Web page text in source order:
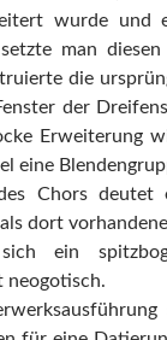
wurde und
man
die
der
Erweiterung
eine
Chors deutet
dort
ein
neogotisch.